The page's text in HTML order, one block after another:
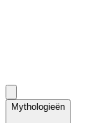
Mythologieën